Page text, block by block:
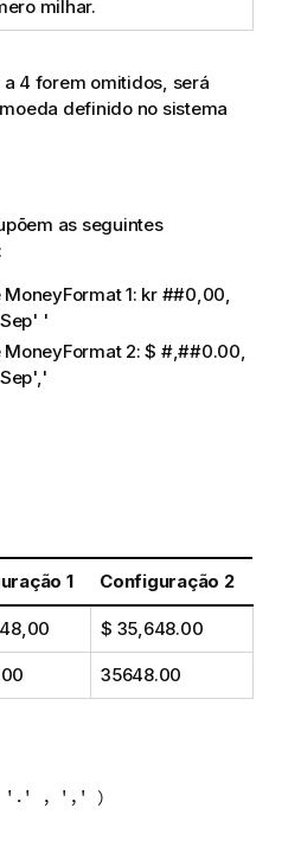
milhar.
4 forem omitidos, será
definido no sistema
as seguintes
1: kr ##0,00,
'
2:$ #,##0.00,
1 Configuração 2
$ 35,648.00
35648.00
'.' , ',' )